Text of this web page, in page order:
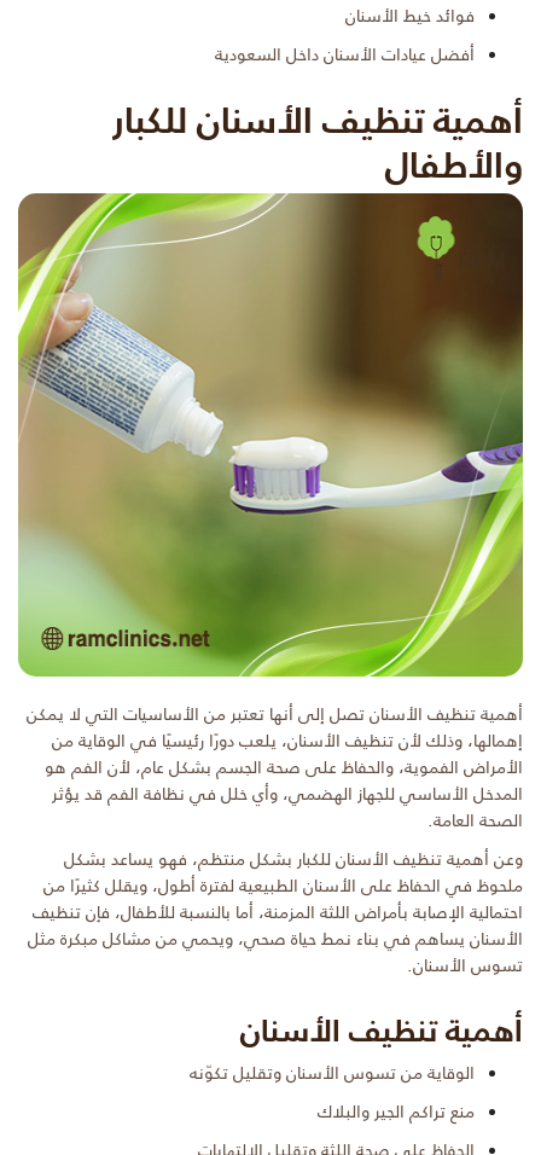
فوائد خيط الأسنان
أفضل عيادات الأسنان داخل السعودية
أهمية تنظيف الأسنان للكبار
والأطفال
أهمية تنظيف الأسنان تصل إلى أنها تعتبر من الأساسيات التي لا يمكن
إهمالها، وذلك لأن تنظيف الأسنان، يلعب دورًا رئيسيًا في الوقاية من
الأمراض الفموية، والحفاظ على صحة الجسم بشكل عام، لأن الفم هو
المدخل الأساسي للجهاز الهضمي، وأي خلل في نظافة الفم قد يؤثر
الصحة العامة.
وعن أهمية تنظيف الأسنان للكبار بشكل منتظم، فهو يساعد بشكل
ملحوظ في الحفاظ على الأسنان الطبيعية لفترة أطول، ويقلل كثيرًا من
احتمالية الإصابة بأمراض اللثة المزمنة، أما بالنسبة للأطفال، فإن تنظيف
الأسنان يساهم في بناء نمط حياة صحي، ويحمي من مشاكل مبكرة مثل
تسوس الأسنان.
أهمية تنظيف الأسنان
الوقاية من تسوس الأسنان وتقليل تكوّنه
منع تراكم الجير والبلاك
الحفاظ على صحة اللثة وتقليل الالتهابات